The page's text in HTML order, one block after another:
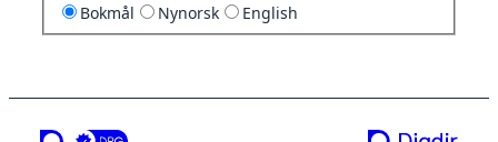
Bokmål Nynorsk English